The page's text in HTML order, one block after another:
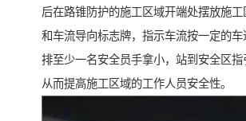
后在路锥防护的施工区域开端处摆放施工
和车流导向标志牌，指示车流按一定的
排至少一名安全员手拿小，站到安全区指
从而提高施工区域的工作人员安全性。